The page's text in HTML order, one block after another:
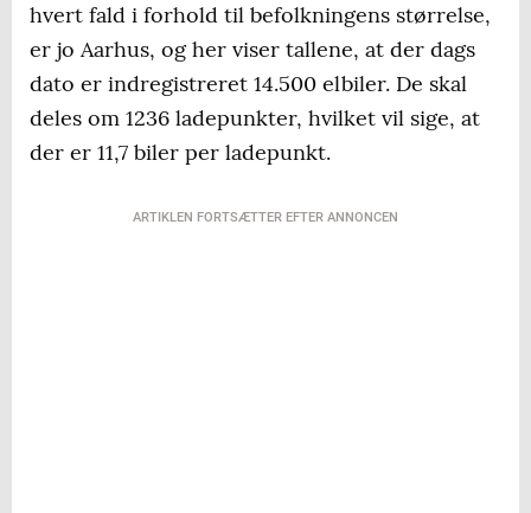
hvert fald i forhold til befolkningens størrelse,
er jo Aarhus, og her viser tallene, at der dags
dato er indregistreret 14.500 elbiler. De skal
deles om 1236 ladepunkter, hvilket vil sige, at
der er 11,7 biler per ladepunkt.
ARTIKLEN FORTSÆTTER EFTER ANNONCEN